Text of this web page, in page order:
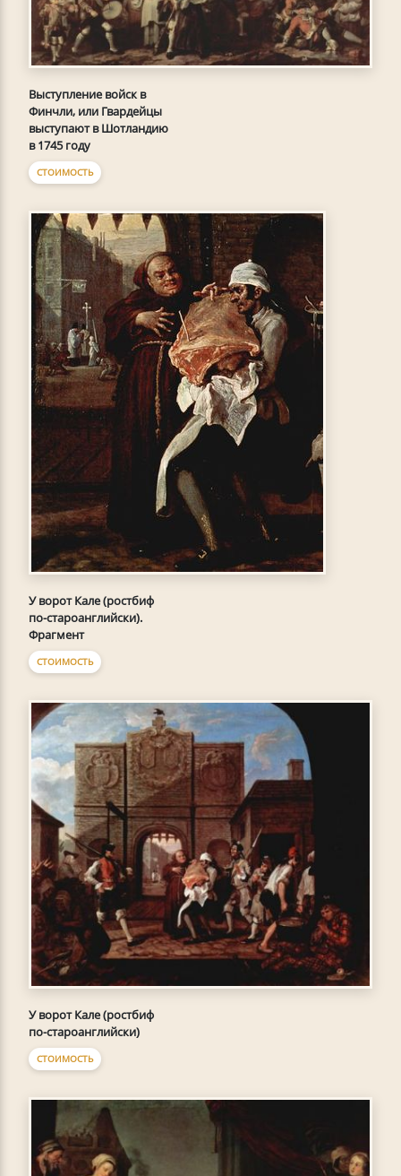
Выступление войск в
Финчли, или Гвардейцы
выступают в Шотландию
в 1745 году
СТОИМОСТЬ
У ворот Кале (ростбиф
по-староанглийски).
Фрагмент
СТОИМОСТЬ
У ворот Кале (ростбиф
по-староанглийски)
СТОИМОСТЬ